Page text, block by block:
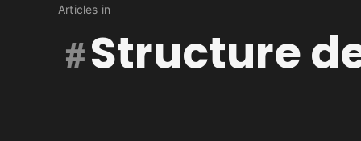
Articles in
Structure